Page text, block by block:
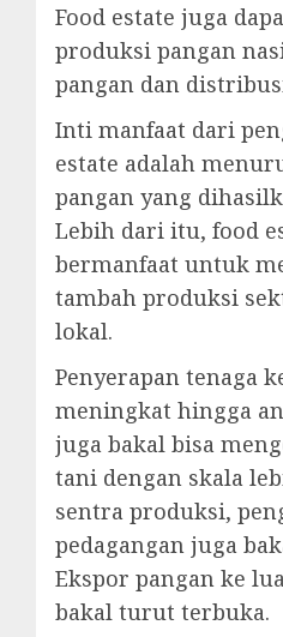
Food estate juga
produksi pangan
pangan dan
Inti manfaat dari
estate adalah
pangan yang
Lebih dari itu, food
bermanfaat untuk
tambah produksi
lokal.
Penyerapan tenaga
meningkat hingga
juga bakal bisa
tani dengan skala
sentra produksi,
pedagangan juga
Ekspor pangan ke
bakal turut terbuka.